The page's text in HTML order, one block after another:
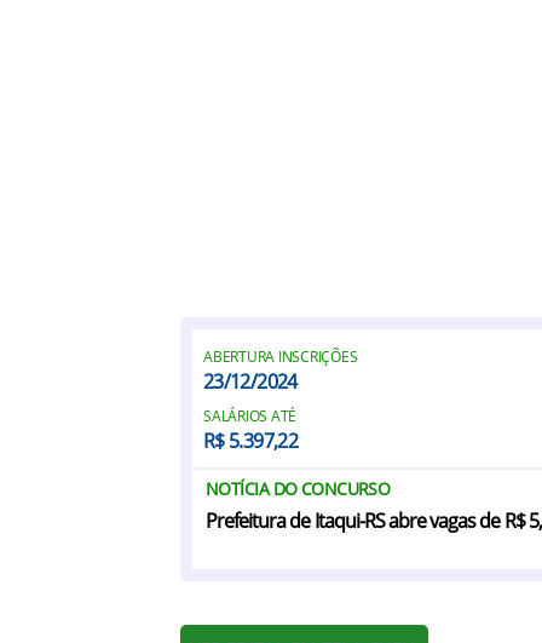
ABERTURA INSCRIÇÕES
23/12/2024
SALÁRIOS ATÉ
R$ 5.397,22
NOTÍCIA DO CONCURSO
Prefeitura de Itaqui-RS abre vagas de R$